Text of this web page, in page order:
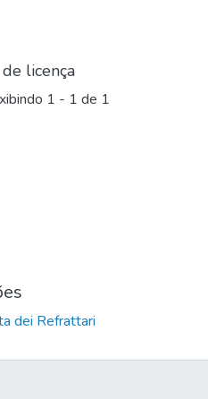
licença
1 - 1 de 1
dei Refrattari